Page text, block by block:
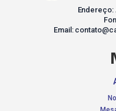
Endereço:
Email: